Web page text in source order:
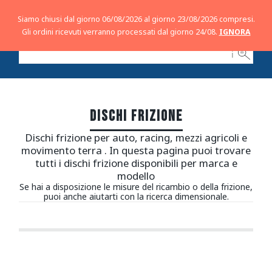
ℹ
DISCHI FRIZIONE
Dischi frizione per auto, racing, mezzi agricoli e
movimento terra . In questa pagina puoi trovare
tutti i dischi frizione disponibili per marca e
modello
Se hai a disposizione le misure del ricambio o della frizione,
puoi anche aiutarti con la ricerca dimensionale.
Siamo chiusi dal giorno 06/08/2026 al giorno 23/08/2026 compresi.
Gli ordini ricevuti verranno processati dal giorno 24/08. IGNORA